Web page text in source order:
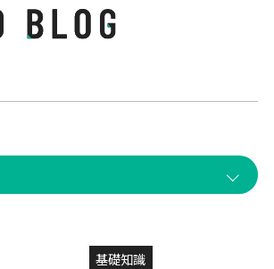
基礎知識